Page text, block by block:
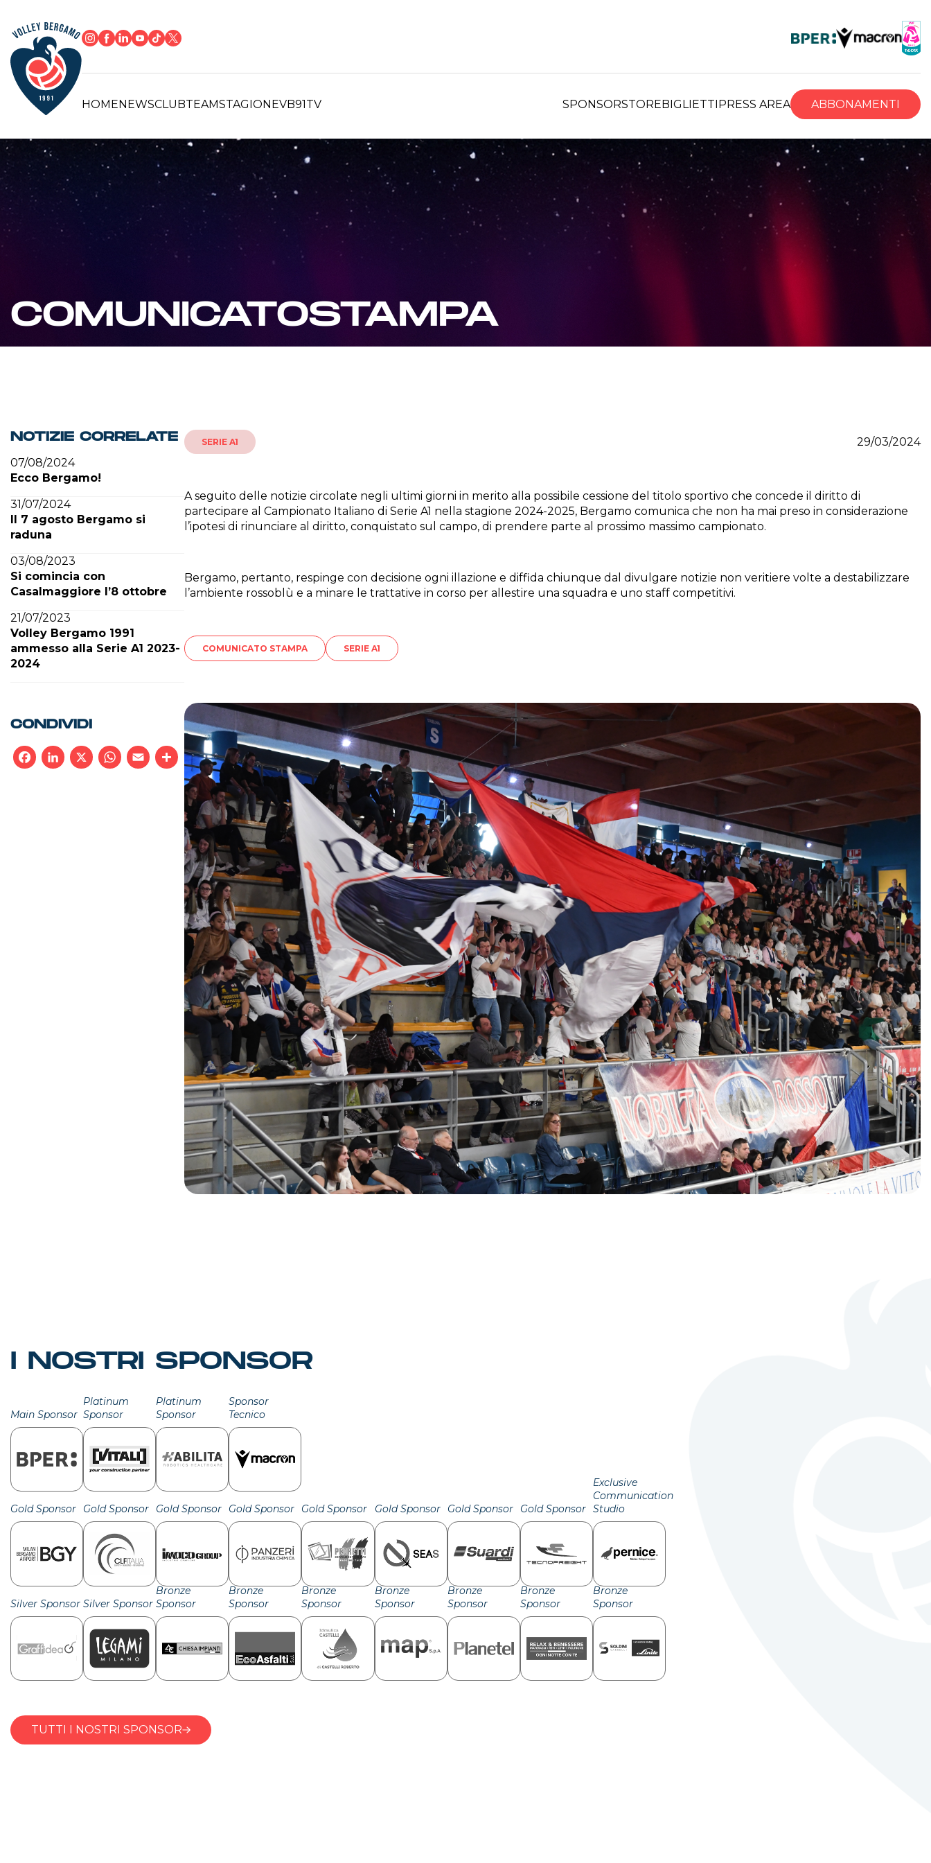
HOMENEWSCLUBTEAMSTAGIONEVB91TV SPONSORSTOREBIGLIETTIPRESS AREA ABBONAMENTI
COMUNICATOSTAMPA
NOTIZIE CORRELATE
07/08/2024
Ecco Bergamo!
31/07/2024
Il 7 agosto Bergamo si
raduna
03/08/2023
Si comincia con
Casalmaggiore l’8 ottobre
21/07/2023
Volley Bergamo 1991
ammesso alla Serie A1 2023-
2024
CONDIVIDI
Condividi
SERIE A1 29/03/2024
A seguito delle notizie circolate negli ultimi giorni in merito alla possibile cessione del titolo sportivo che concede il diritto di
partecipare al Campionato Italiano di Serie A1 nella stagione 2024-2025, Bergamo comunica che non ha mai preso in considerazione
l’ipotesi di rinunciare al diritto, conquistato sul campo, di prendere parte al prossimo massimo campionato.
Bergamo, pertanto, respinge con decisione ogni illazione e diffida chiunque dal divulgare notizie non veritiere volte a destabilizzare
l’ambiente rossoblù e a minare le trattative in corso per allestire una squadra e uno staff competitivi.
COMUNICATO STAMPA SERIE A1
I NOSTRI SPONSOR
Main Sponsor
Platinum
Sponsor
Platinum
Sponsor
Sponsor
Tecnico
Gold Sponsor Gold Sponsor Gold Sponsor Gold Sponsor Gold Sponsor Gold Sponsor Gold Sponsor Gold Sponsor
Exclusive
Communication
Studio
Silver Sponsor Silver Sponsor
Bronze
Sponsor
Bronze
Sponsor
Bronze
Sponsor
Bronze
Sponsor
Bronze
Sponsor
Bronze
Sponsor
Bronze
Sponsor
TUTTI I NOSTRI SPONSOR